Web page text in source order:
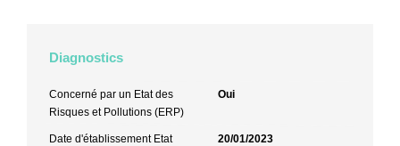
Diagnostics
Concerné par un Etat des
Risques et Pollutions (ERP)
Oui
Date d'établissement Etat
20/01/2023